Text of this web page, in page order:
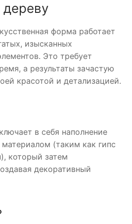
дереву
форма работает
изысканных
Это требует
а результаты зачастую
красотой и детализацией.
в себя наполнение
(таким как гипс
который затем
декоративный